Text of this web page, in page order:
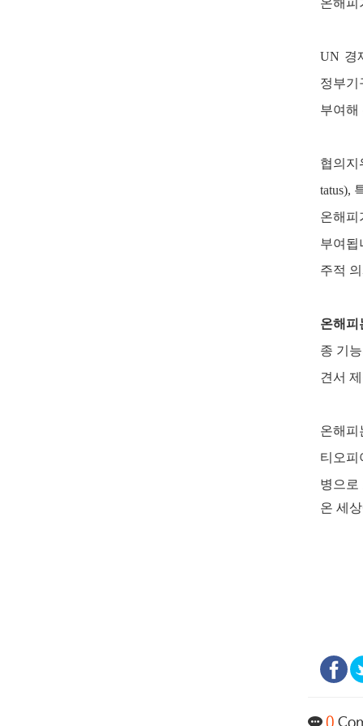
UN 경
정부
부여해
협의지
tatus),
온해피
부여됩
주적
온해피
종 기
견서
온해피
티오피
병으로
온 세
0